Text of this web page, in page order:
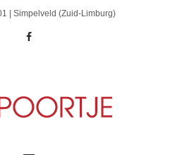
| Simpelveld (Zuid-Limburg)